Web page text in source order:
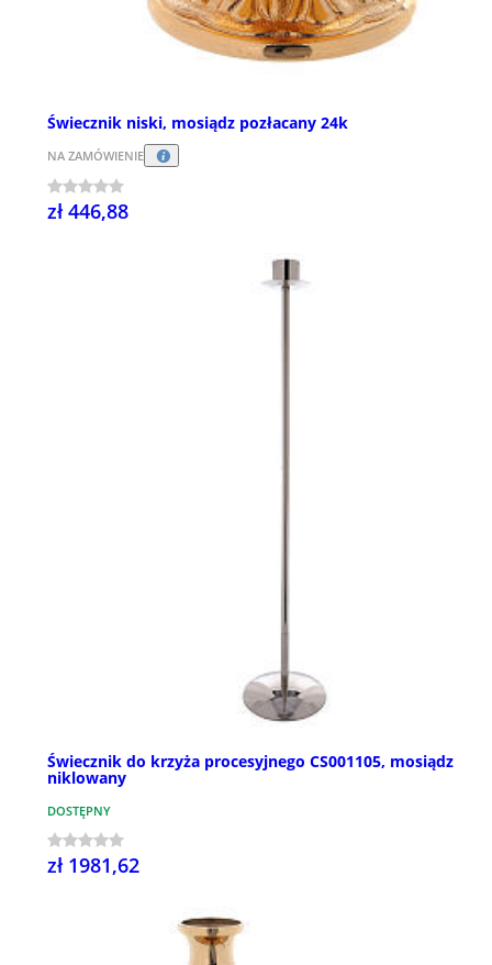
Świecznik niski, mosiądz pozłacany 24k
NA ZAMÓWIENIE
zł 446,88
Świecznik do krzyża procesyjnego CS001105, mosiądz
niklowany
DOSTĘPNY
zł 1981,62